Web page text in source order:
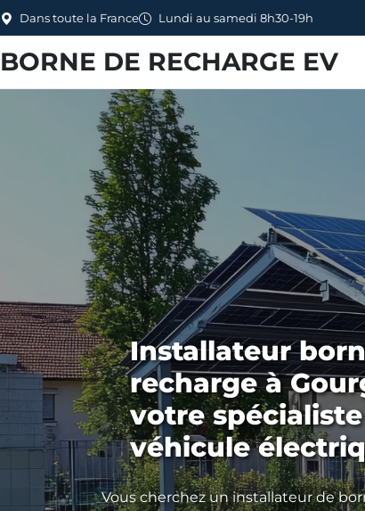
Dans toute la France Lundi au samedi 8h30-19h
BORNE DE RECHARGE EV
Installateur
recharge à
votre
véhicule
Vous cherchez un installateur de